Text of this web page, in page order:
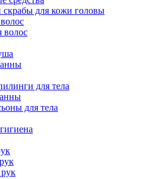
для кожи головы
волос
для тела
для тела